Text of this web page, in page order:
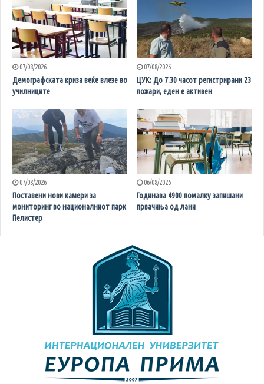
07/08/2026
Демографската криза веќе влезе во
училниците
07/08/2026
ЦУК: До 7.30 часот регистрирани 23
пожари, еден е активен
07/08/2026
Поставени нови камери за
мониторинг во националниот парк
Пелистер
06/08/2026
Годинава 4900 помалку запишани
првачиња од лани